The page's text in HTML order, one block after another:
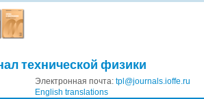
технической физики
Электронная почта: tpl@journals.ioffe.ru
English translations